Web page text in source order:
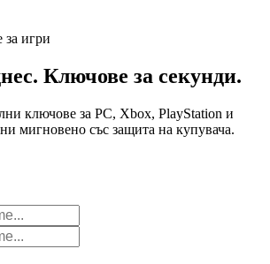
игри
Ключове за секунди.
ключове за PC, Xbox, PlayStation и
мигновено със защита на купувача.